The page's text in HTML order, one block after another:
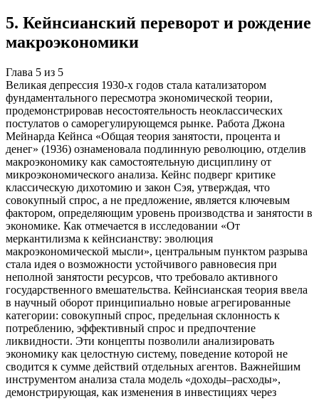
5. Кейнсианский переворот и рождение
макроэкономики
Глава 5 из 5
Великая депрессия 1930-х годов стала катализатором
фундаментального пересмотра экономической теории,
продемонстрировав несостоятельность неоклассических
постулатов о саморегулирующемся рынке. Работа Джона
Мейнарда Кейнса «Общая теория занятости, процента и
денег» (1936) ознаменовала подлинную революцию, отделив
макроэкономику как самостоятельную дисциплину от
микроэкономического анализа. Кейнс подверг критике
классическую дихотомию и закон Сэя, утверждая, что
совокупный спрос, а не предложение, является ключевым
фактором, определяющим уровень производства и занятости в
экономике. Как отмечается в исследовании «От
меркантилизма к кейнсианству: эволюция
макроэкономической мысли», центральным пунктом разрыва
стала идея о возможности устойчивого равновесия при
неполной занятости ресурсов, что требовало активного
государственного вмешательства. Кейнсианская теория ввела
в научный оборот принципиально новые агрегированные
категории: совокупный спрос, предельная склонность к
потреблению, эффективный спрос и предпочтение
ликвидности. Эти концепты позволили анализировать
экономику как целостную систему, поведение которой не
сводится к сумме действий отдельных агентов. Важнейшим
инструментом анализа стала модель «доходы–расходы»,
демонстрирующая, как изменения в инвестициях через